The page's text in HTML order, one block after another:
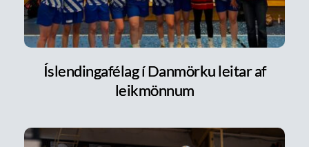
Íslendingafélag í Danmörku leitar af
leikmönnum